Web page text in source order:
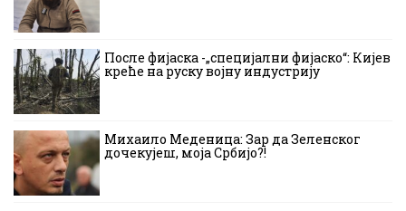
После фијаска -„специјални фијаско“: Кијев
креће на руску војну индустрију
Михаило Меденица: Зар да Зеленског
дочекујеш, моја Србијо?!